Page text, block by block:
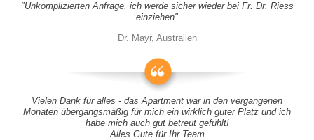
"Unkomplizierten Anfrage, ich werde sicher wieder bei Fr. Dr. Riess
einziehen"
Dr. Mayr, Australien
Vielen Dank für alles - das Apartment war in den vergangenen
Monaten übergangsmäßig für mich ein wirklich guter Platz und ich
habe mich auch gut betreut gefühlt!
Alles Gute für Ihr Team